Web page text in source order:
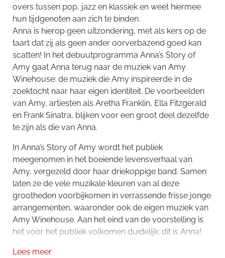
overs tussen pop, jazz en klassiek en weet hiermee
hun tijdgenoten aan zich te binden.
Anna is hierop geen uitzondering, met als kers op de
taart dat zij als geen ander oorverbazend goed kan
scatten! In het debuutprogramma Anna’s Story of
Amy gaat Anna terug naar de muziek van Amy
Winehouse: de muziek die Amy inspireerde in de
zoektocht naar haar eigen identiteit. De voorbeelden
van Amy, artiesten als Aretha Franklin, Ella Fitzgerald
en Frank Sinatra, blijken voor een groot deel dezelfde
te zijn als die van Anna.
In Anna’s Story of Amy wordt het publiek
meegenomen in het boeiende levensverhaal van
Amy, vergezeld door haar driekoppige band. Samen
laten ze de vele muzikale kleuren van al deze
grootheden voorbijkomen in verrassende frisse jonge
arrangementen, waaronder ook de eigen muziek van
Amy Winehouse. Aan het eind van de voorstelling is
het voor het publiek volkomen duidelijk: dit is Anna!
Lees meer